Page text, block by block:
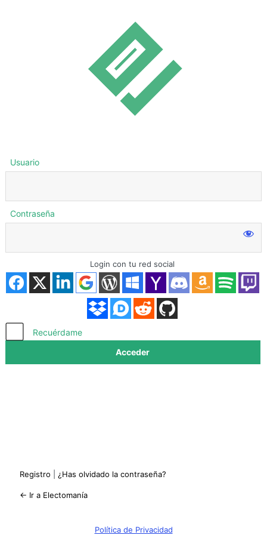
Acceder
Usuario
Contraseña
Login con tu red social
Recuérdame
Registro ¿Has olvidado la contraseña?
← Ir a Electomanía
Política de Privacidad